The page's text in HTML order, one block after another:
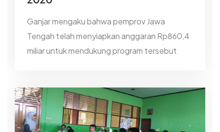
Ganjar mengaku bahwa pemprov Jawa
Tengah telah menyiapkan anggaran Rp860,4
miliar untuk mendukung program tersebut